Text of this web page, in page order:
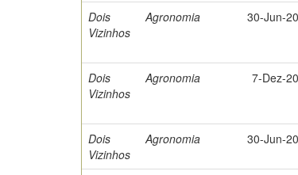
Dois
Vizinhos
Agronomia 30-Jun-
Dois
Vizinhos
Agronomia 7-Dez-
Dois
Vizinhos
Agronomia 30-Jun-